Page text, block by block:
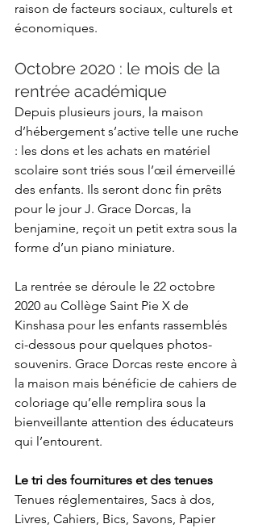
raison de facteurs sociaux, culturels et
économiques.
Octobre 2020 : le mois de la
rentrée académique
Depuis plusieurs jours, la maison
d’hébergement s’active telle une ruche
: les dons et les achats en matériel
scolaire sont triés sous l’œil émerveillé
des enfants. Ils seront donc fin prêts
pour le jour J. Grace Dorcas, la
benjamine, reçoit un petit extra sous la
forme d’un piano miniature.
La rentrée se déroule le 22 octobre
2020 au Collège Saint Pie X de
Kinshasa pour les enfants rassemblés
ci-dessous pour quelques photos-
souvenirs. Grace Dorcas reste encore à
la maison mais bénéficie de cahiers de
coloriage qu’elle remplira sous la
bienveillante attention des éducateurs
qui l’entourent.
Le tri des fournitures et des tenues
Tenues réglementaires, Sacs à dos,
Livres, Cahiers, Bics, Savons, Papier